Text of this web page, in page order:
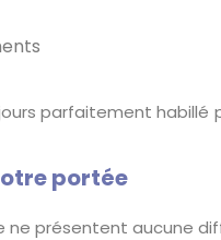
parfaitement habillé
portée
ne présentent aucune